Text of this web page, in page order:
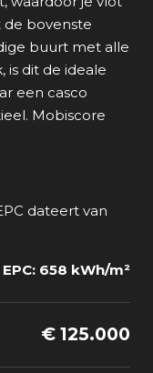
bovenste
buurt met alle
is dit de ideale
een casco
Mobiscore
dateert van
EPC: 658 kWh/m²
€ 125.000